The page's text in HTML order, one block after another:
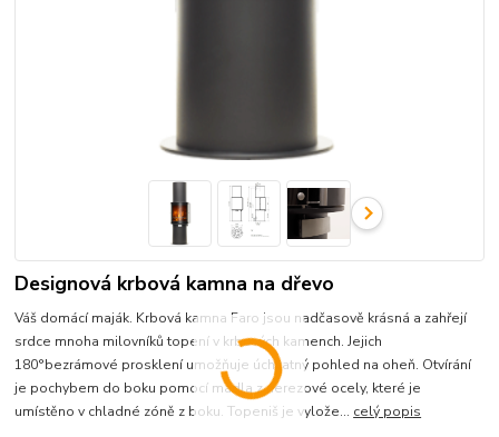
Designová krbová kamna na dřevo
Váš domácí maják. Krbová kamna Faro jsou nadčasově krásná a zahřejí
srdce mnoha milovníků topení v krbových kamench. Jejich
180°bezrámové prosklení umožňuje úchvatný pohled na oheň. Otvírání
je pochybem do boku pomocí madla z nerezové ocely, které je
umístěno v chladné zóně z boku. Topeniš je vylože... celý popis